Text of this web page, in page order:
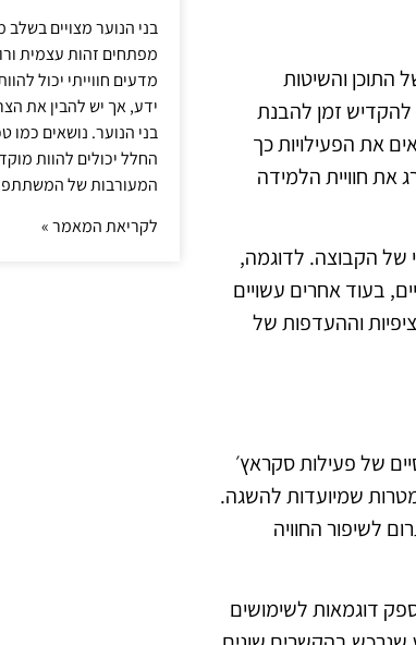
התוכן והשיטות
להקדיש זמן להבנת
את הפעילויות כך
את חוויית הלמידה
של הקבוצה. לדוגמה,
בעוד אחרים עשויים
וההעדפות של
של פעילות סקראץ׳
שמיועדות להשגה.
לשיפור החוויה
דוגמאות לשימושים
בני הנוער מצויים
מפתחים זהות עצמית
מדעים חווייתי יכול
ידע, אך יש להבין את
בני הנוער. נושאים כמו
החלל יכולים להוות
המעורבות של
לקריאת המאמר »